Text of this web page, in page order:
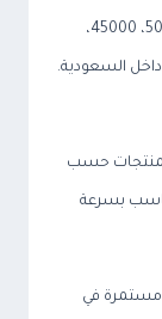
تسوّق سحبات مزاج الأصلية بجميع الأحجام: 5000، 45000،
سريع داخل السعودية.
حسب
بسرعة
مستمرة في